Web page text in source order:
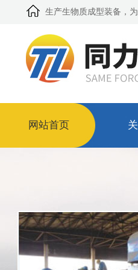
生产生物质成型装备，
网站首页